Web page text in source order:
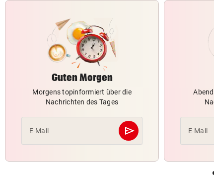
Guten Morgen
Morgens topinformiert über die
Nachrichten des Tages
E-Mail send
Abschicken E-Mail